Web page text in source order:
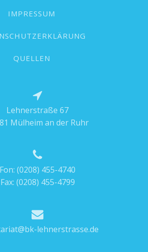
IMPRESSUM
QUELLEN
Lehnerstraße 67
Mülheim an der Ruhr
Fon: (0208) 455-4740
Fax: (0208) 455-4799
lehnerstrasse.de